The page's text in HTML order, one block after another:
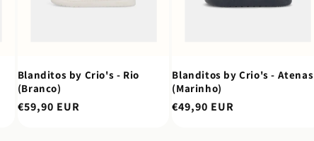
Blanditos by Crio's - Rio
(Branco)
Preço
€59,90 EUR
Blanditos by Crio's - Atenas
(Marinho)
Preço
€49,90 EUR